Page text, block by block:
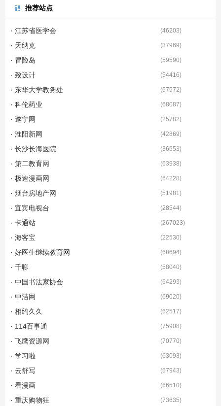
推荐站点
· 江苏省医学会 (46203)
· 天纳克 (37969)
· 冒险岛 (59590)
· 致设计 (54416)
· 东华大学教务处 (67572)
· 科伦药业 (68087)
· 遂宁网 (25782)
· 淮阳新网 (42869)
· 长沙长海医院 (36653)
· 第二教育网 (63938)
· 极速漫画网 (64228)
· 烟台房地产网 (51981)
· 宜宾电视台 (28544)
· 卡通站 (267023)
· 海客宝 (22530)
· 好医生继续教育网 (68694)
· 千聊 (58040)
· 中国书法家协会 (64293)
· 中洁网 (69020)
· 相约久久 (62517)
· 114百事通 (75908)
· 飞鹰资源网 (70770)
· 学习啦 (63093)
· 云舒写 (67943)
· 看漫画 (66510)
· 重庆购物狂 (73635)